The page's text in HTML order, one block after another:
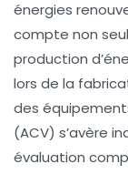
énergies
compte non
production
lors de la
des
(ACV) s’avère
évaluation